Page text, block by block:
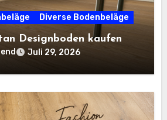
Diverse Bodenbeläge
Designboden kaufen
Juli 29, 2026